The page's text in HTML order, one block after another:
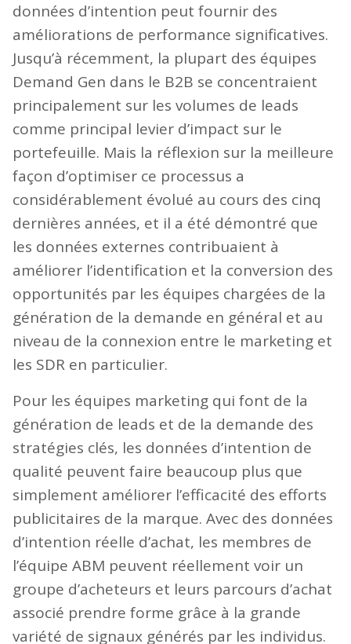
données d’intention peut fournir des
améliorations de performance significatives.
Jusqu’à récemment, la plupart des équipes
Demand Gen dans le B2B se concentraient
principalement sur les volumes de leads
comme principal levier d’impact sur le
portefeuille. Mais la réflexion sur la meilleure
façon d’optimiser ce processus a
considérablement évolué au cours des cinq
dernières années, et il a été démontré que
les données externes contribuaient à
améliorer l’identification et la conversion des
opportunités par les équipes chargées de la
génération de la demande en général et au
niveau de la connexion entre le marketing et
les SDR en particulier.
Pour les équipes marketing qui font de la
génération de leads et de la demande des
stratégies clés, les données d’intention de
qualité peuvent faire beaucoup plus que
simplement améliorer l’efficacité des efforts
publicitaires de la marque. Avec des données
d’intention réelle d’achat, les membres de
l’équipe ABM peuvent réellement voir un
groupe d’acheteurs et leurs parcours d’achat
associé prendre forme grâce à la grande
variété de signaux générés par les individus.